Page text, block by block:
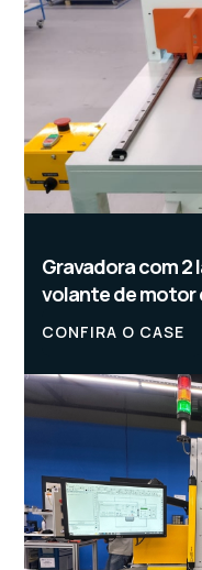
Gravadora com 2
volante de motor
CONFIRA O CASE